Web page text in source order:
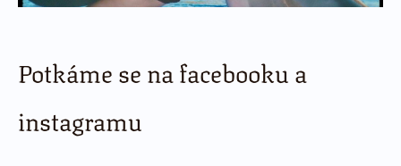
Potkáme se na facebooku a
instagramu